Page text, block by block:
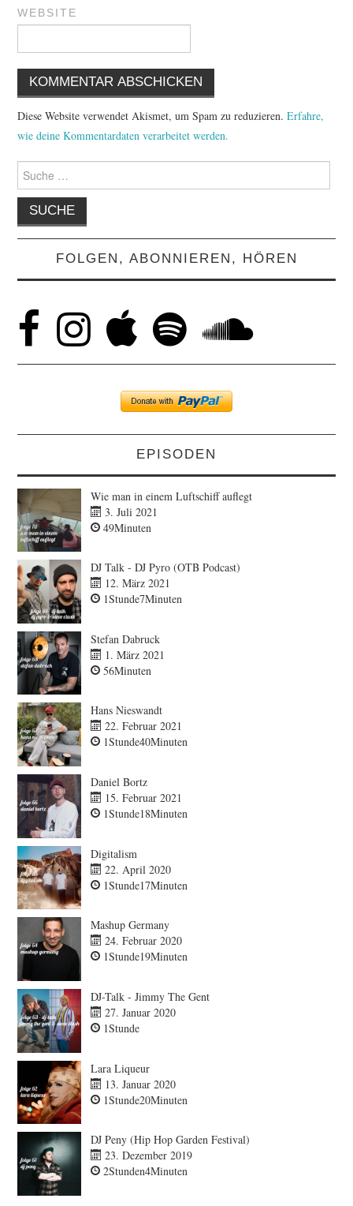
WEBSITE
Diese Website verwendet Akismet, um Spam zu reduzieren.Erfahre,
wie deine Kommentardaten verarbeitet werden.
nach:
FOLGEN, ABONNIEREN, HÖREN
EPISODEN
Wie man in einem Luftschiff auflegt
3. Juli 2021
49Minuten
DJ Talk - DJ Pyro (OTB Podcast)
12. März 2021
1Stunde7Minuten
Stefan Dabruck
1. März 2021
56Minuten
Hans Nieswandt
22. Februar 2021
1Stunde40Minuten
Daniel Bortz
15. Februar 2021
1Stunde18Minuten
Digitalism
22. April 2020
1Stunde17Minuten
Mashup Germany
24. Februar 2020
1Stunde19Minuten
DJ-Talk - Jimmy The Gent
27. Januar 2020
1Stunde
Lara Liqueur
13. Januar 2020
1Stunde20Minuten
DJ Peny (Hip Hop Garden Festival)
23. Dezember 2019
2Stunden4Minuten